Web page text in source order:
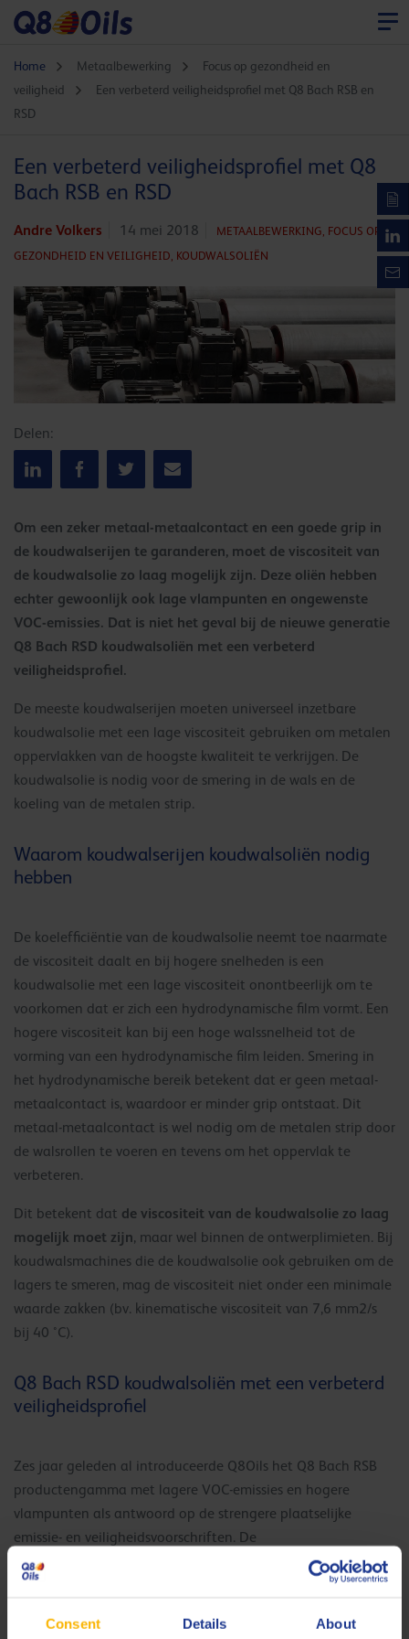
Consent Details About
Home Metaalbewerking
Focus op gezondheid en
veiligheid
Een verbeterd veiligheidsprofiel met Q8 Bach RSB en
RSD
Een verbeterd veiligheidsprofiel met Q8
Bach RSB en RSD
Andre Volkers 14 mei 2018 METAALBEWERKING, FOCUS OP
GEZONDHEID EN VEILIGHEID, KOUDWALSOLIËN
Delen:
Om een zeker metaal-metaalcontact en een goede grip in
de koudwalserijen te garanderen, moet de viscositeit van
de koudwalsolie zo laag mogelijk zijn. Deze oliën hebben
echter gewoonlijk ook lage vlampunten en ongewenste
VOC-emissies. Dat is niet het geval bij de nieuwe generatie
Q8 Bach RSD koudwalsoliën met een verbeterd
veiligheidsprofiel.
De meeste koudwalserijen moeten universeel inzetbare
koudwalsolie met een lage viscositeit gebruiken om metalen
oppervlakken van de hoogste kwaliteit te verkrijgen. De
koudwalsolie is nodig voor de smering in de wals en de
koeling van de metalen strip.
Waarom koudwalserijen koudwalsoliën nodig
hebben
De koelefficiëntie van de koudwalsolie neemt toe naarmate
de viscositeit daalt en bij hogere snelheden is een
koudwalsolie met een lage viscositeit onontbeerlijk om te
voorkomen dat er zich een hydrodynamische film vormt. Een
hogere viscositeit kan bij een hoge walssnelheid tot de
vorming van een hydrodynamische film leiden. Smering in
het hydrodynamische bereik betekent dat er geen metaal-
metaalcontact is, waardoor er minder grip ontstaat. Dit
metaal-metaalcontact is wel nodig om de metalen strip door
de walsrollen te voeren en tevens om het oppervlak te
verbeteren.
Dit betekent dat de viscositeit van de koudwalsolie zo laag
mogelijk moet zijn, maar wel binnen de ontwerplimieten. Bij
koudwalsmachines die de koudwalsolie ook gebruiken om de
lagers te smeren, mag de viscositeit niet onder een minimale
waarde zakken (bv. kinematische viscositeit van 7,6 mm2/s
bij 40 °C).
Q8 Bach RSD koudwalsoliën met een verbeterd
veiligheidsprofiel
Zes jaar geleden al introduceerde Q8Oils het Q8 Bach RSB
productengamma met lagere VOC-emissies en hogere
vlampunten als antwoord op de strengere plaatselijke
emissie- en veiligheidsvoorschriften. De
onderzoeksafdelingen van Q8Oils in Italië en in Nederland
ontwikkelden onlangs samen de volgende generatie